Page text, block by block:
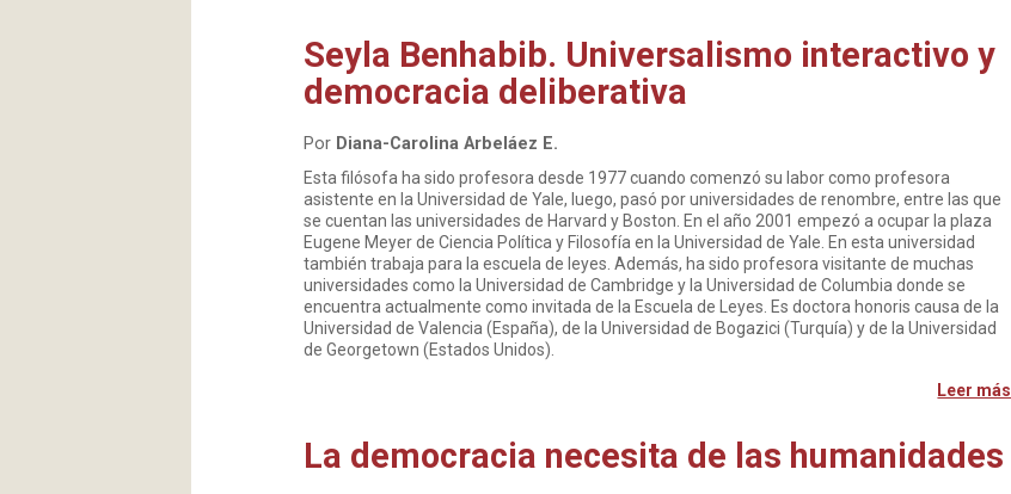
Seyla Benhabib. Universalismo interactivo y
democracia deliberativa
Por Diana-Carolina Arbeláez E.
Esta filósofa ha sido profesora desde 1977 cuando comenzó su labor como profesora
asistente en la Universidad de Yale, luego, pasó por universidades de renombre, entre las que
se cuentan las universidades de Harvard y Boston. En el año 2001 empezó a ocupar la plaza
Eugene Meyer de Ciencia Política y Filosofía en la Universidad de Yale. En esta universidad
también trabaja para la escuela de leyes. Además, ha sido profesora visitante de muchas
universidades como la Universidad de Cambridge y la Universidad de Columbia donde se
encuentra actualmente como invitada de la Escuela de Leyes. Es doctora honoris causa de la
Universidad de Valencia (España), de la Universidad de Bogazici (Turquía) y de la Universidad
de Georgetown (Estados Unidos).
Leer más
La democracia necesita de las humanidades